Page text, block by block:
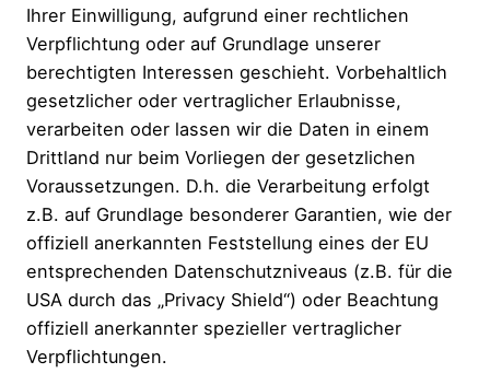
Ihrer Einwilligung, aufgrund einer rechtlichen
Verpflichtung oder auf Grundlage unserer
berechtigten Interessen geschieht. Vorbehaltlich
gesetzlicher oder vertraglicher Erlaubnisse,
verarbeiten oder lassen wir die Daten in einem
Drittland nur beim Vorliegen der gesetzlichen
Voraussetzungen. D.h. die Verarbeitung erfolgt
z.B. auf Grundlage besonderer Garantien, wie der
offiziell anerkannten Feststellung eines der EU
entsprechenden Datenschutzniveaus (z.B. für die
USA durch das „Privacy Shield“) oder Beachtung
offiziell anerkannter spezieller vertraglicher
Verpflichtungen.